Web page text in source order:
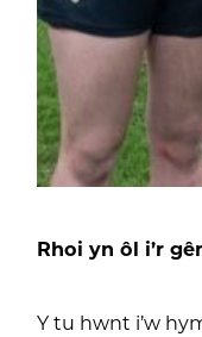
Rhoi yn ôl i’r
Y tu hwnt i’w